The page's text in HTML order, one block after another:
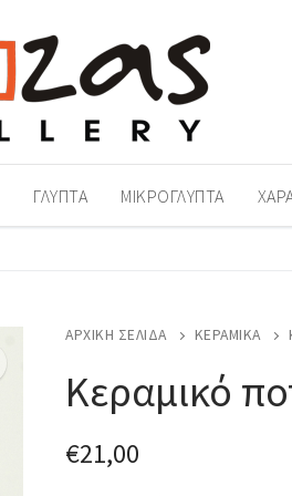
ΓΛΥΠΤΆ ΜΙΚΡΟΓΛΥΠΤΆ
ΑΡΧΙΚΉ ΣΕΛΊΔΑ ΚΕΡΑΜΙΚΆ
Κεραμικό
€21,00